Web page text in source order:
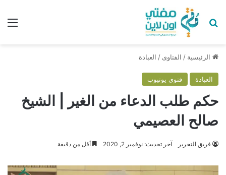
بحث عن
الرئيسية / الفتاوى / العبادة
العبادة فتوى يوتيوب
حكم طلب الدعاء من الغير | الشيخ
صالح العصيمي
فريق التحرير آخر تحديث: نوفمبر 2, 2020 أقل من دقيقة